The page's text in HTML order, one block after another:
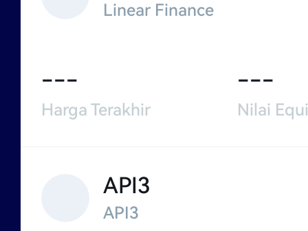
Linear Finance
---
Harga Terakhir
---
Nilai
API3
API3